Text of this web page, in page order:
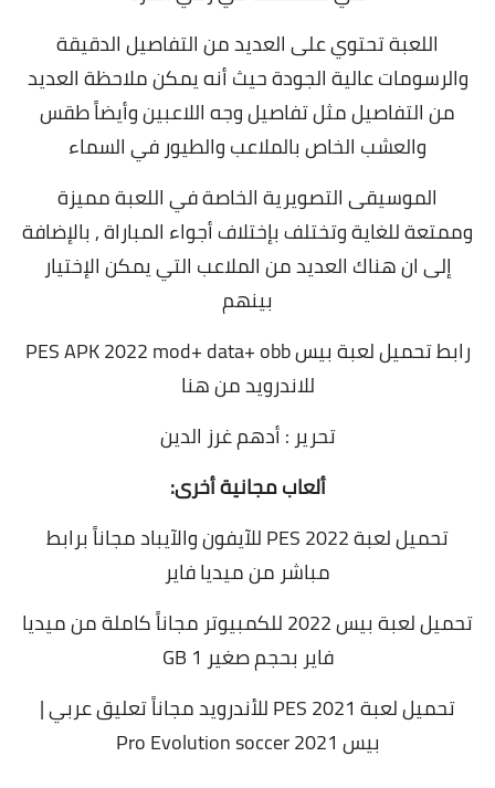
اللعبة تحتوي على العديد من التفاصيل الدقيقة
والرسومات عالية الجودة حيث أنه يمكن ملاحظة العديد
من التفاصيل مثلتفاصيل وجه اللاعبين وأيضاً طقس
والعشب الخاص بالملاعب والطيور في السماء
الموسيقى التصويرية الخاصة في اللعبة مميزة
وممتعة للغاية وتختلف بإختلاف أجواء المباراة , بالإضافة
إلى انهناك العديد من الملاعب التي يمكن الإختيار
بينهم
رابط تحميل لعبة بيس PES APK 2022 mod+ data+ obb
للاندرويدمن هنا
تحرير : أدهم غرز الدين
ألعاب مجانية أخرى:
تحميل لعبة PES 2022 للآيفون والآيباد مجاناً برابط
مباشر من ميديا فاير
تحميل لعبة بيس 2022 للكمبيوتر مجاناً كاملة من ميديا
فاير بحجم صغير 1 GB
تحميل لعبة PES 2021 للأندرويد مجاناً تعليق عربي |
بيس 2021 Pro Evolution soccer